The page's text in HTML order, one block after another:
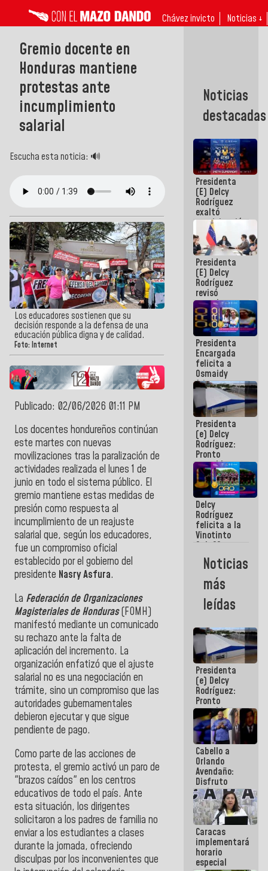
Chávez invicto Noticias ↓
Gremio docente en
Honduras mantiene
protestas ante
incumplimiento
salarial
Escucha esta noticia: 🔊
Los educadores sostienen que su
decisión responde a la defensa de una
educación pública digna y de calidad.
Foto: Internet
Publicado: 02/06/2026 01:11 PM
Los docentes hondureños continúan
este martes con nuevas
movilizaciones tras la paralización de
actividades realizada el lunes 1 de
junio en todo el sistema público. El
gremio mantiene estas medidas de
presión como respuesta al
incumplimiento de un reajuste
salarial que, según los educadores,
fue un compromiso oficial
establecido por el gobierno del
presidente Nasry Asfura.
La Federación de Organizaciones
Magisteriales de Honduras(FOMH)
manifestó mediante un comunicado
su rechazo ante la falta de
aplicación del incremento. La
organización enfatizó que el ajuste
salarial no es una negociación en
trámite, sino un compromiso que las
autoridades gubernamentales
debieron ejecutar y que sigue
pendiente de pago.
Como parte de las acciones de
protesta, el gremio activó un paro de
"brazos caídos" en los centros
educativos de todo el país. Ante
esta situación, los dirigentes
solicitaron a los padres de familia no
enviar a los estudiantes a clases
durante la jornada, ofreciendo
disculpas por los inconvenientes que
Noticias
destacadas
Presidenta
(E) Delcy
Rodríguez
exaltó
participación
de
Venezuela
en Juegos
Centroamericanos
y del Caribe
2026
Presidenta
(E) Delcy
Rodríguez
revisó
agenda
económica y
ejecución de
fondos de
emergencia
post-sismos
Presidenta
Encargada
felicita a
Osmaidy
Arias y
Giraly
Marcano por
hacer
historia en
los
Centroamericanos
Presidenta
(e) Delcy
Rodríguez:
Pronto
restableceremos
las
operaciones
en el
Aeropuerto
Internacional
de
Maiquetía
Delcy
Rodríguez
felicita a la
Vinotinto
Sub 20
campeona
frente
México Sub
23 en los
Centroamericanos
Noticias
más
leídas
Presidenta
(e) Delcy
Rodríguez:
Pronto
restableceremos
las
operaciones
en el
Aeropuerto
Internacional
de
Maiquetía
Cabello a
Orlando
Avendaño:
Disfruto
cada vez
que escribes
porque lo
que haces
es
embarrarla
Caracas
implementará
horario
especial